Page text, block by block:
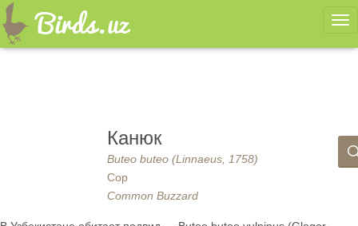
Канюк
Buteo buteo (Linnaeus, 1758)
Сор
Common Buzzard